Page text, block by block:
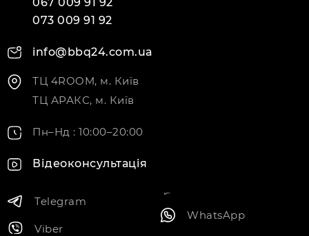
073 009 91 92
info@bbq24.com.ua
ТЦ 4ROOM, м. Київ
ТЦ АРАКС, м. Київ
Пн–Нд : 10:00–20:00
Відеоконсультація
Telegram
Viber
WhatsApp